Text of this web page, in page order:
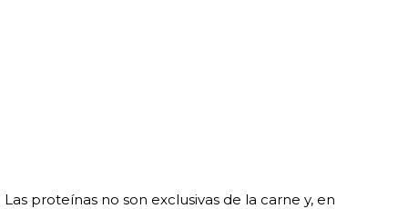
Las proteínas no son exclusivas de la carne y, en